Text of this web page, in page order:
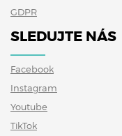
GDPR
SLEDUJTE NÁS
Facebook
Instagram
Youtube
TikTok